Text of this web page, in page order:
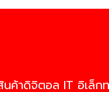
นค้าดิจิตอล IT อิเล็